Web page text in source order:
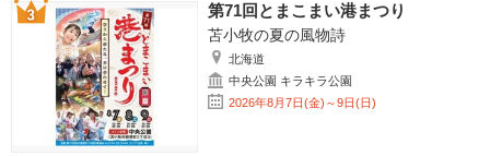
第71回とまこまい港まつり
苫小牧の夏の風物詩
北海道
中央公園 キラキラ公園
2026年8月7日(金)～9日(日)